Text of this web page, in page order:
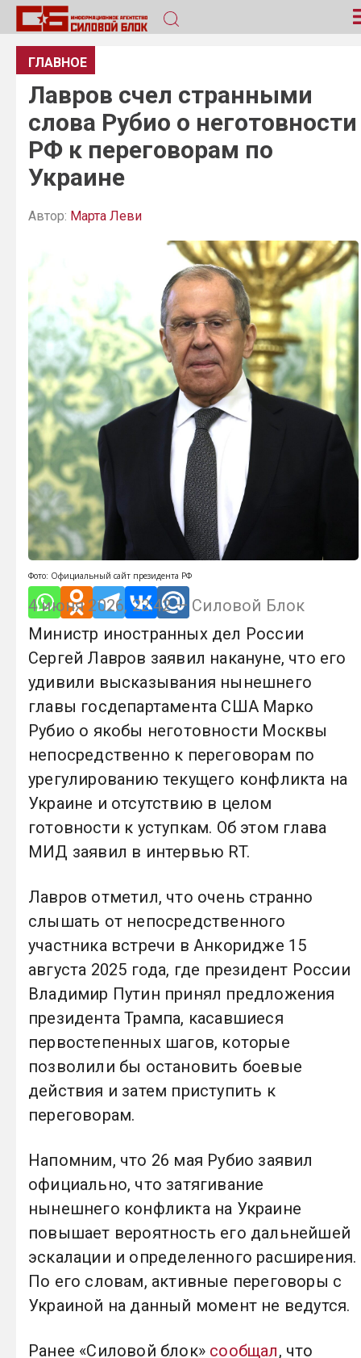
ГЛАВНОЕ
Лавров счел странными
слова Рубио о неготовности
РФ к переговорам по
Украине
Автор: Марта Леви
Фото: Официальный сайт президента РФ
4 июня 2026, 22:42 — Силовой Блок
Министр иностранных дел России
Сергей Лавров заявил накануне, что его
удивили высказывания нынешнего
главы госдепартамента США Марко
Рубио о якобы неготовности Москвы
непосредственно к переговорам по
урегулированию текущего конфликта на
Украине и отсутствию в целом
готовности к уступкам. Об этом глава
МИД заявил в интервью RT.
Лавров отметил, что очень странно
слышать от непосредственного
участника встречи в Анкоридже 15
августа 2025 года, где президент России
Владимир Путин принял предложения
президента Трампа, касавшиеся
первостепенных шагов, которые
позволили бы остановить боевые
действия и затем приступить к
переговорам.
Напомним, что 26 мая Рубио заявил
официально, что затягивание
нынешнего конфликта на Украине
повышает вероятность его дальнейшей
эскалации и определенного расширения.
По его словам, активные переговоры с
Украиной на данный момент не ведутся.
Ранее «Силовой блок» сообщал, что